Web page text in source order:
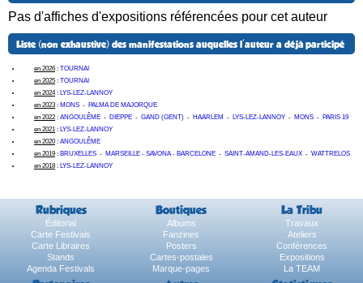
Pas d'affiches d'expositions référencées pour cet auteur
Liste (non exhaustive) des manifestations auquelles l'auteur a déjà participé
en 2026 : TOURNAI
en 2025 : TOURNAI
en 2024: LYS-LEZ-LANNOY
en 2023 : MONS - PALMA DE MAJORQUE
en 2022 : ANGOULÊME - DIEPPE - GAND (GENT) - HAARLEM - LYS-LEZ-LANNOY - MONS - PARIS 19
en 2021 : LYS-LEZ-LANNOY
en 2020: ANGOULÊME
en 2019 : BRUXELLES - MARSEILLE - SAVONA - BARCELONE - SAINT-AMAND-LES-EAUX - WATTRELOS
en 2018 : LYS-LEZ-LANNOY
Rubriques Boutiques La Tribu
Éditorial Albums
Travaux
Carte Festivals
Fanzines
Ateliers
Carte Libraires
Posters
Conférences
Stands
Cartes-postales
Expositions
Agenda Festivals
Marque-pages La TEAM